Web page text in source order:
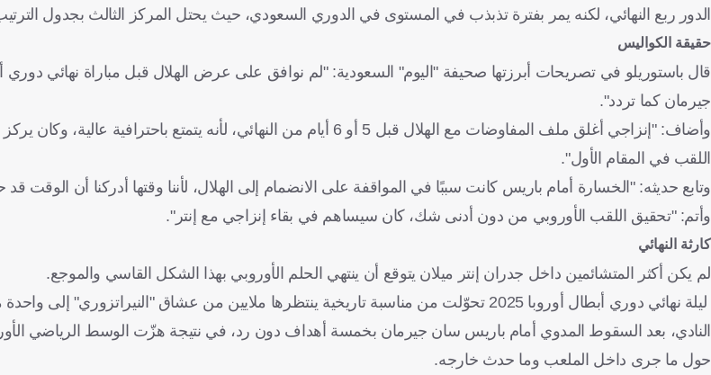
الدور ربع النهائي، لكنه يمر بفترة تذبذب في المستوى في الدوري السعودي، حيث يحتل المركز الثالث بجدول
حقيقة الكواليس
قال باستوريلو في تصريحات أبرزتها صحيفة "اليوم" السعودية: "لم نوافق على عرض الهلال قبل مباراة نهائي
جيرمان كما تردد".
وأضاف: "إنزاجي أغلق ملف المفاوضات مع الهلال قبل 5 أو 6 أيام من النهائي، لأنه يتمتع
اللقب في المقام الأول".
وتابع حديثه: "الخسارة أمام باريس كانت سببًا في المواقفة على الانضمام إلى الهلال، لأننا وقتها أدركنا أن الوقت
وأتم: "تحقيق اللقب الأوروبي من دون أدنى شك، كان سيساهم في بقاء إنزاجي مع إنتر".
كارثة النهائي
لم يكن أكثر المتشائمين داخل جدران إنتر ميلان يتوقع أن ينتهي الحلم الأوروبي بهذا الشكل القاسي والموجع.
ليلة نهائي دوري أبطال أوروبا 2025 تحوّلت من مناسبة تاريخية ينتظرها ملايين من عشاق "النيراتزوري"
النادي، بعد السقوط المدوي أمام باريس سان جيرمان بخمسة أهداف دون رد، في نتيجة هزّت الوسط الرياضي
حول ما جرى داخل الملعب وما حدث خارجه.